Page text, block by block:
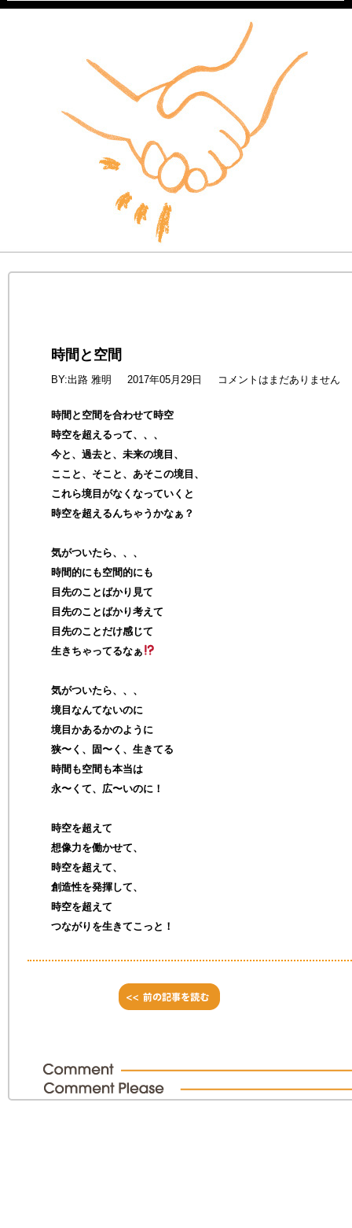
時間と空間
BY:出路 雅明 2017年05月29日 コメントはまだありません
時間と空間を合わせて時空
時空を超えるって、、、
今と、過去と、未来の境目、
ここと、そこと、あそこの境目、
これら境目がなくなっていくと
時空を超えるんちゃうかなぁ？
気がついたら、、、
時間的にも空間的にも
目先のことばかり見て
目先のことばかり考えて
目先のことだけ感じて
生きちゃってるなぁ
気がついたら、、、
境目なんてないのに
境目かあるかのように
狭〜く、固〜く、生きてる
時間も空間も本当は
永〜くて、広〜いのに！
時空を超えて
想像力を働かせて、
時空を超えて、
創造性を発揮して、
時空を超えて
つながりを生きてこっと！